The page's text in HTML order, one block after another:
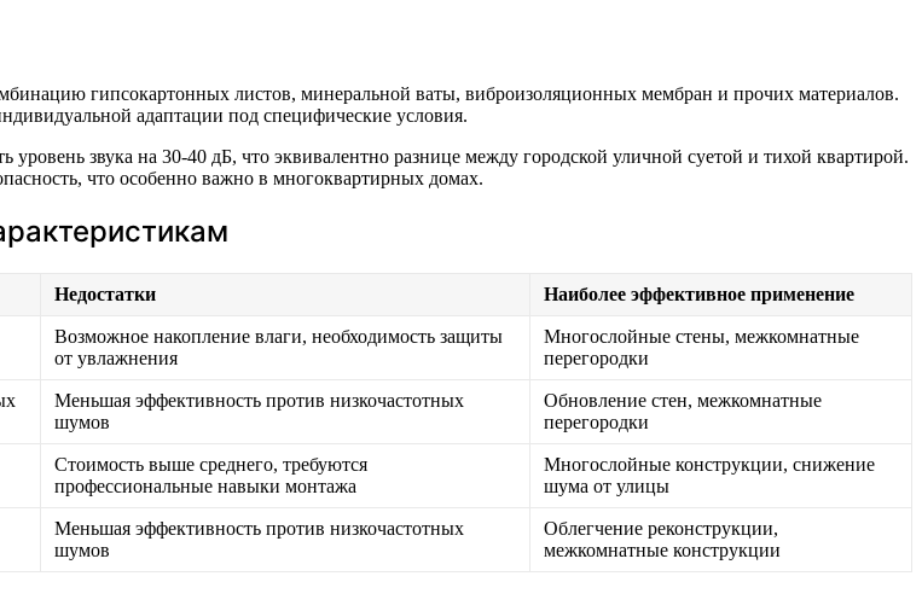
гипсокартонных листов, минеральной ваты, виброизоляционных мембран и прочих материалов.
адаптации под специфические условия.
уровень звука на 30-40 дБ, что эквивалентно разнице между городской уличной суетой и тихой квартирой.
что особенно важно в многоквартирных домах.
Недостатки Наиболее эффективное применение
Возможное накопление влаги, необходимость защиты
от увлажнения
Многослойные стены, межкомнатные
перегородки
Меньшая эффективность против низкочастотных
шумов
Обновление стен, межкомнатные
перегородки
Стоимость выше среднего, требуются
профессиональные навыки монтажа
Многослойные конструкции, снижение
шума от улицы
Меньшая эффективность против низкочастотных
шумов
Облегчение реконструкции,
межкомнатные конструкции